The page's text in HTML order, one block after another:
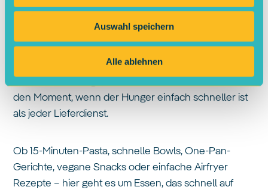
Auswahl speichern
Alle ablehnen
Schnelle Rezeptesind die Lösung für alle, die fix
etwas Gutes essen wollen – ohne Stress, ohne
komplizierte Zutaten und ohne Chaos in der Küche.
den Moment, wenn der Hunger einfach schneller ist
als jeder Lieferdienst.
Ob15-Minuten-Pasta, schnelle Bowls, One-Pan-
Gerichte, vegane Snacks oder einfache Airfryer
Rezepte – hier geht es um Essen, das schnell auf